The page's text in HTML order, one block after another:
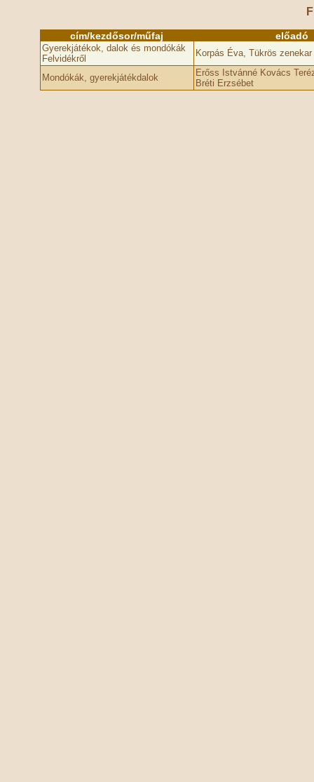
cím/kezdősor/műfaj előadó
Gyerekjátékok, dalok és mondókák
Felvidékről
Korpás Éva, Tükrös
Mondókák, gyerekjátékdalok
Erőss Istvánné Kovács
Bréti Erzsébet